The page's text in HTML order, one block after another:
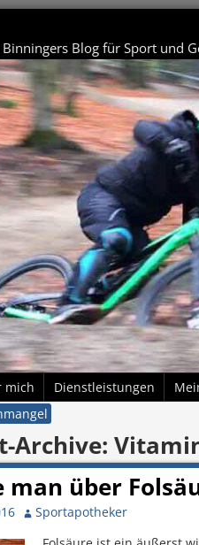
Blog für Sport und
mich Dienstleistungen
Archive:
man über
Sportapotheker